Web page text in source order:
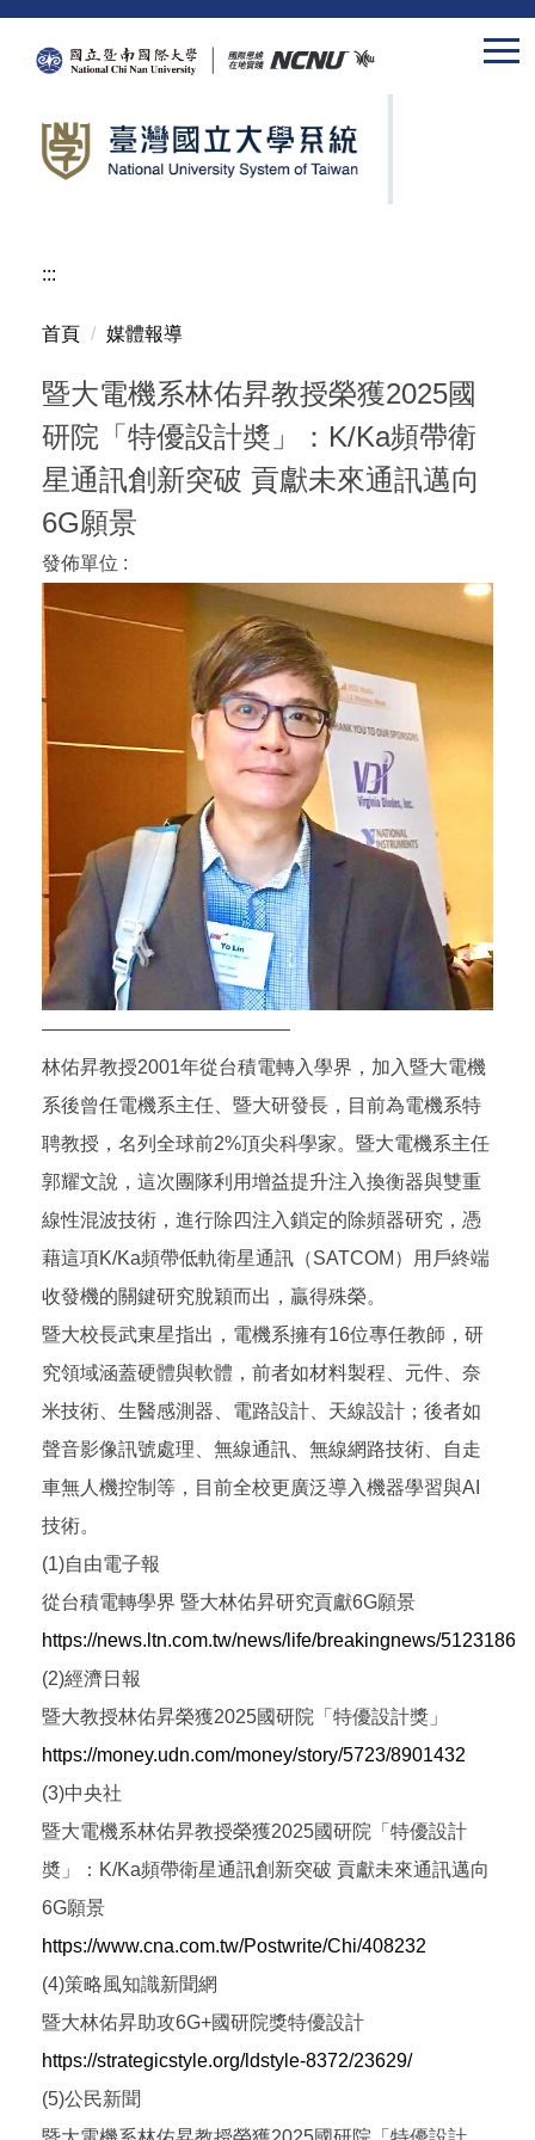
跳
:::
首頁 媒體報導
暨大電機系林佑昇教授榮獲2025國
研院「特優設計奬」：K/Ka頻帶衛
星通訊創新突破 貢獻未來通訊邁向
6G願景
發佈單位 :
—————————————
林佑昇教授2001年從台積電轉入學界，加入暨大電機
系後曾任電機系主任、暨大研發長，目前為電機系特
聘教授，名列全球前2%頂尖科學家。暨大電機系主任
郭耀文說，這次團隊利用增益提升注入換衡器與雙重
線性混波技術，進行除四注入鎖定的除頻器研究，憑
藉這項K/Ka頻帶低軌衛星通訊（SATCOM）用戶終端
收發機的關鍵研究脫穎而出，贏得殊榮。
暨大校長武東星指出，電機系擁有16位專任教師，研
究領域涵蓋硬體與軟體，前者如材料製程、元件、奈
米技術、生醫感測器、電路設計、天線設計；後者如
聲音影像訊號處理、無線通訊、無線網路技術、自走
車無人機控制等，目前全校更廣泛導入機器學習與AI
技術。
(1)自由電子報
從台積電轉學界 暨大林佑昇研究貢獻6G願景
https://news.ltn.com.tw/news/life/breakingnews/5123186
(2)經濟日報
暨大教授林佑昇榮獲2025國研院「特優設計獎」
https://money.udn.com/money/story/5723/8901432
(3)中央社
暨大電機系林佑昇教授榮獲2025國研院「特優設計
奬」：K/Ka頻帶衛星通訊創新突破 貢獻未來通訊邁向
6G願景
https://www.cna.com.tw/Postwrite/Chi/408232
(4)策略風知識新聞網
暨大林佑昇助攻6G+國研院獎特優設計
https://strategicstyle.org/ldstyle-8372/23629/
(5)公民新聞